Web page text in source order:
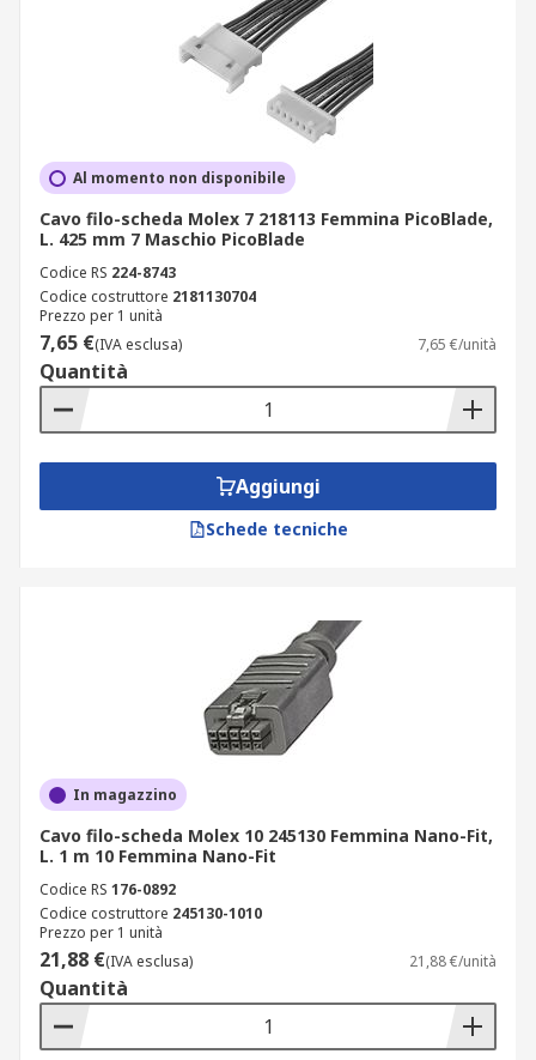
Al momento non disponibile
Cavo filo-scheda Molex 7 218113 Femmina PicoBlade,
L. 425 mm 7 Maschio PicoBlade
Codice RS 224-8743
Codice costruttore 2181130704
Prezzo per 1 unità
7,65 €(IVA esclusa) 7,65 €/unità
Quantità
Aggiungi
Schede tecniche
In magazzino
Cavo filo-scheda Molex 10 245130 Femmina Nano-Fit,
L. 1 m 10 Femmina Nano-Fit
Codice RS 176-0892
Codice costruttore 245130-1010
Prezzo per 1 unità
21,88 €(IVA esclusa) 21,88 €/unità
Quantità